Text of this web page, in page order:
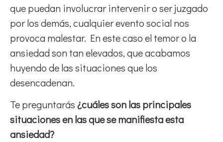
que puedan involucrar intervenir o ser juzgado
por los demás, cualquier evento social nos
provoca malestar. En este caso el temor o la
ansiedad son tan elevados, que acabamos
huyendo de las situaciones que los
desencadenan.
Te preguntarás¿cuáles son las principales
situaciones en las que se manifiesta esta
ansiedad?